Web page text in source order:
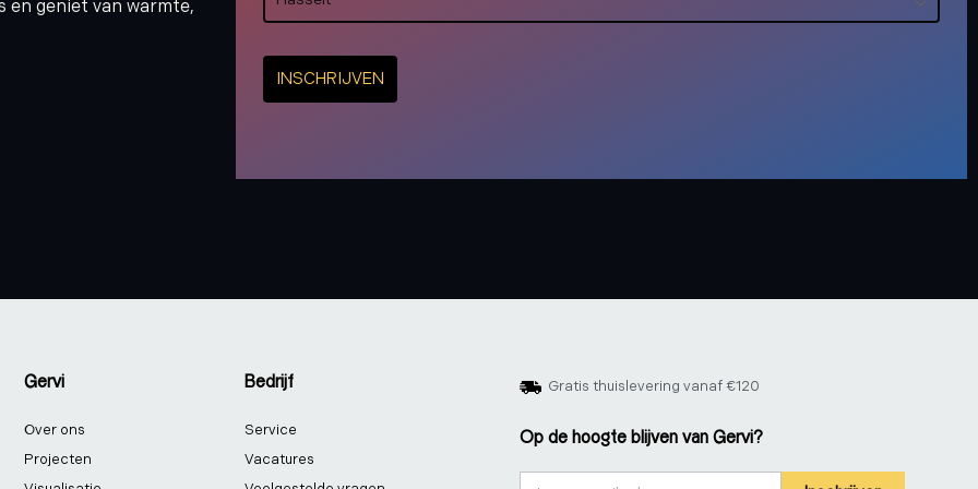
en geniet van warmte,
INSCHRIJVEN
Gervi
Over ons
Projecten
Bedrijf
Service
Vacatures
Gratis thuislevering vanaf €120
Op de hoogte blijven van Gervi?